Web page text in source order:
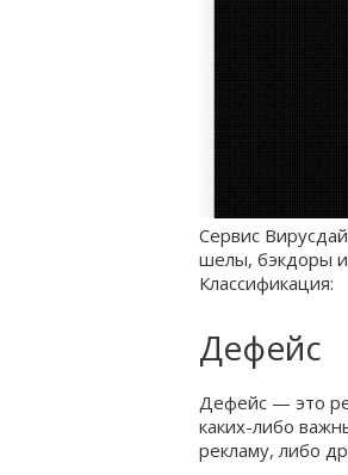
Сервис
шелы, бэкдоры
Классификация:
Дефейс
Дефейс — это
каких-либо
рекламу, либо